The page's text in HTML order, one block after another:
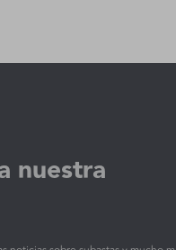
nuestra